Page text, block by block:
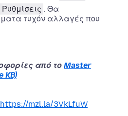
Ρυθμίσεις . Θα
τυχόν αλλαγές που
από το Master
KB)
https://mzl.la/3VkLfuW